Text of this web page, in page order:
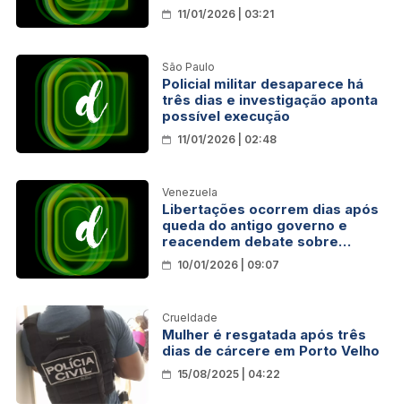
11/01/2026 | 03:21
São Paulo
Policial militar desaparece há
três dias e investigação aponta
possível execução
11/01/2026 | 02:48
Venezuela
Libertações ocorrem dias após
queda do antigo governo e
reacendem debate sobre
direitos humanos no país
10/01/2026 | 09:07
Crueldade
Mulher é resgatada após três
dias de cárcere em Porto Velho
15/08/2025 | 04:22